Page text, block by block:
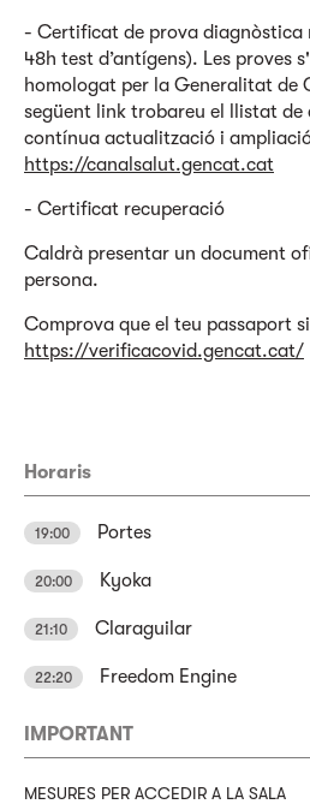
- Certificat de prova diagnòstica
48h test d’antígens). Les proves
homologat per la Generalitat de
següent link trobareu el llistat de
contínua actualització i
https://canalsalut.gencat.cat
- Certificat recuperació
Caldrà presentar un document
persona.
Comprova que el teu passaport
https://verificacovid.gencat.cat/
Horaris
19:00 Portes
20:00 Kyoka
21:10 Claraguilar
22:20 Freedom Engine
IMPORTANT
MESURES PER ACCEDIR A LA SALA